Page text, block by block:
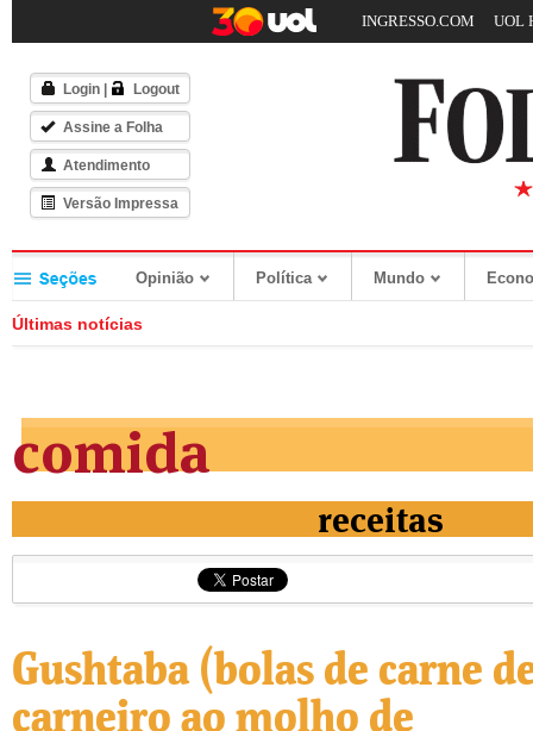
INGRESSO.COM UOL
Login Logout
Assine a Folha
Atendimento
Versão Impressa
Opinião Política Mundo
Últimas notícias
comida
receitas
Gushtaba (bolas de carne
carneiro ao molho de